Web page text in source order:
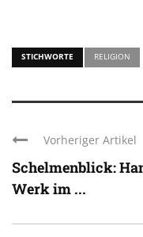
STICHWORTE RELIGION
Vorheriger Artikel
Schelmenblick:
Werk im ...